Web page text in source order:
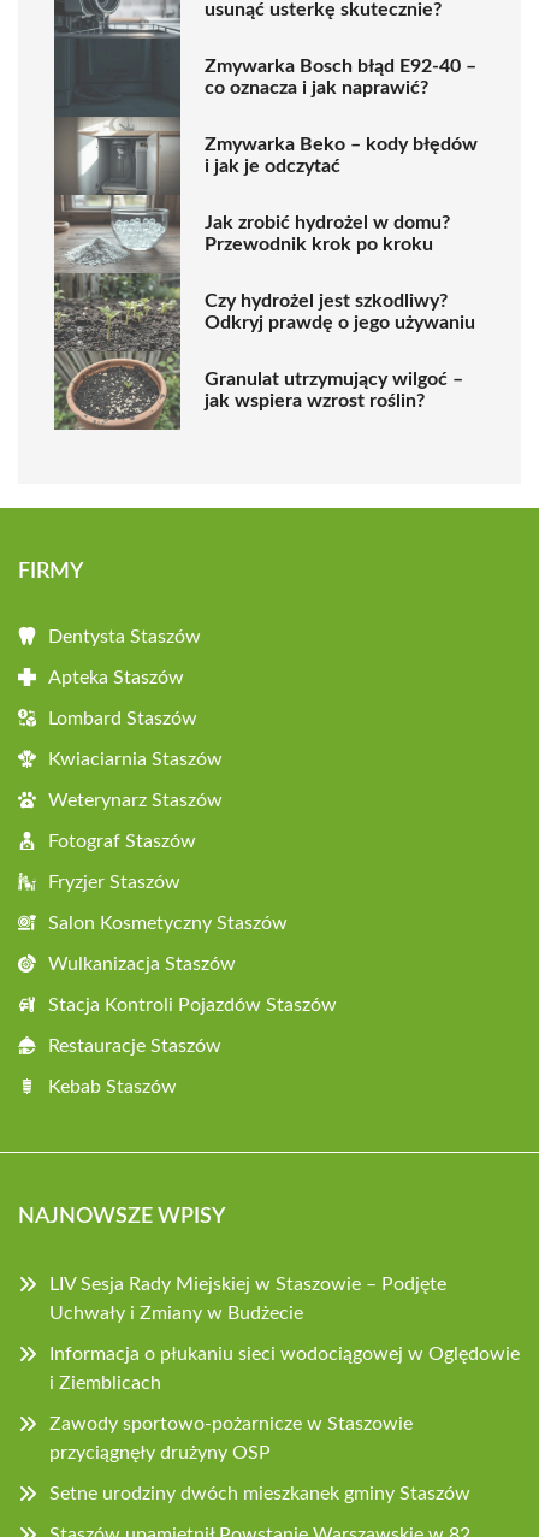
usunąć usterkę skutecznie?
Zmywarka Bosch błąd E92-40 –
co oznacza i jak naprawić?
Zmywarka Beko – kody błędów
i jak je odczytać
Jak zrobić hydrożel w domu?
Przewodnik krok po kroku
Czy hydrożel jest szkodliwy?
Odkryj prawdę o jego używaniu
Granulat utrzymujący wilgoć –
jak wspiera wzrost roślin?
FIRMY
Dentysta Staszów
Apteka Staszów
Lombard Staszów
Kwiaciarnia Staszów
Weterynarz Staszów
Fotograf Staszów
Fryzjer Staszów
Salon Kosmetyczny Staszów
Wulkanizacja Staszów
Stacja Kontroli Pojazdów Staszów
Restauracje Staszów
Kebab Staszów
NAJNOWSZE WPISY
LIV Sesja Rady Miejskiej w Staszowie – Podjęte
Uchwały i Zmiany w Budżecie
Informacja o płukaniu sieci wodociągowej w Oględowie
i Ziemblicach
Zawody sportowo-pożarnicze w Staszowie
przyciągnęły drużyny OSP
Setne urodziny dwóch mieszkanek gminy Staszów